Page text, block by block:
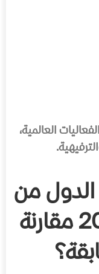
العالمية،
الدول من
حيث السياحة 2025 مقارنة